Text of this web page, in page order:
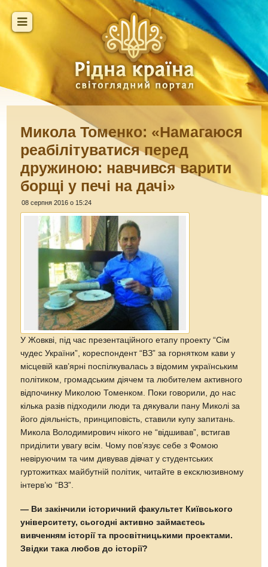
Микола Томенко: «Намагаюся
реабілітуватися перед
дружиною: навчився варити
борщі у печі на дачі»
08 серпня 2016 о 15:24
У Жовкві, під час презентаційного етапу проекту “Сім
чудес України”, кореспондент “ВЗ” за горнятком кави у
місцевій кав’ярні поспілкувалась з відомим українським
політиком, громадським діячем та любителем активного
відпочинку Миколою Томенком. Поки говорили, до нас
кілька разів підходили люди та дякували пану Миколі за
його діяльність, принциповість, ставили купу запитань.
Микола Володимирович нікого не “відшивав”, встигав
приділити увагу всім. Чому пов’язує себе з Фомою
невіруючим та чим дивував дівчат у студентських
гуртожитках майбутній політик, читайте в ексклюзивному
інтерв’ю “ВЗ”.
— Ви закінчили історичний факультет Київського
університету, сьогодні активно займаєтесь
вивченням історії та просвітницькими проектами.
Звідки така любов до історії?